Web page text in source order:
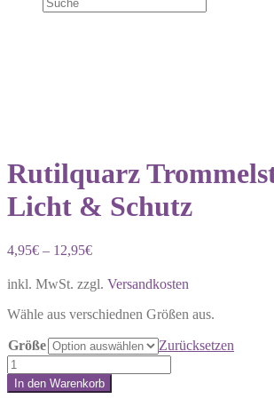
Rutilquarz
Licht & Schutz
4,95€ – 12,95€
inkl. MwSt. zzgl. Versandkosten
Wähle aus verschiednen Größen aus.
Größe
Zurücksetzen
Rutilquarz
Trommelstein
–
In den Warenkorb